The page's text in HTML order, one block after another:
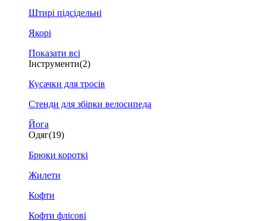
Штирі підсідельні
Якорі
Показати всі
Інструменти(2)
Кусачки для тросів
Стенди для збірки велосипеда
Йога
Одяг(19)
Брюки короткі
Жилети
Кофти
Кофти флісові